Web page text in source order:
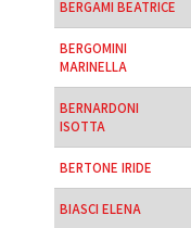
BERGAMI BEATRICE
BERGOMINI
MARINELLA
BERNARDONI
ISOTTA
BERTONE IRIDE
BIASCI ELENA